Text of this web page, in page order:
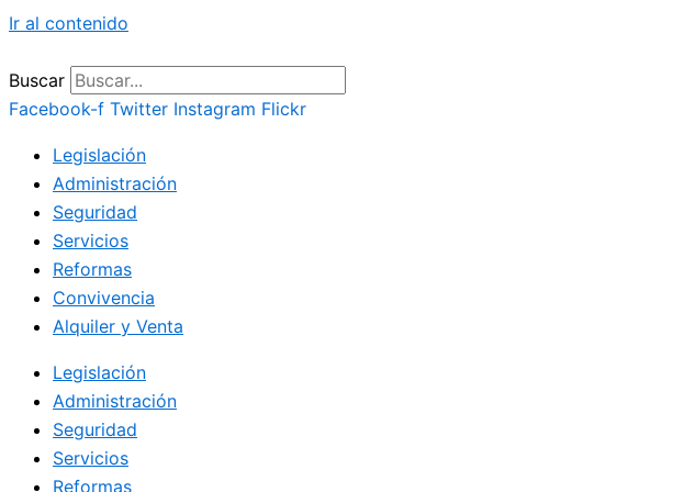
Ir al contenido
Buscar
Facebook-f Twitter Instagram Flickr
Legislación
Administración
Seguridad
Servicios
Reformas
Convivencia
Alquiler y Venta
Legislación
Administración
Seguridad
Servicios
Reformas